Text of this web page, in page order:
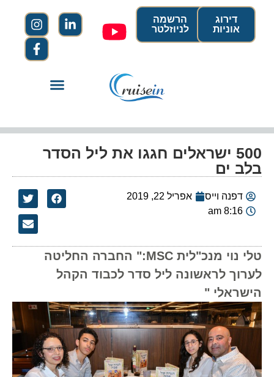
הרשמה
לניוזלטר
דירוג
אוניות
500 ישראלים חגגו את ליל הסדר
בלב ים
דפנה וייס
אפריל 22, 2019
8:16 am
טלי נוי מנכ"לית MSC:" החברה החליטה
לערוך לראשונה ליל סדר לכבוד הקהל
הישראלי "